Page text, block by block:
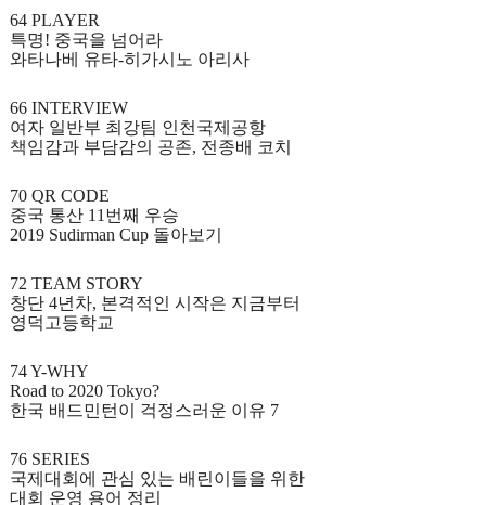
64 PLAYER
특명! 중국을 넘어라
와타나베 유타-히가시노 아리사
66 INTERVIEW
여자 일반부 최강팀 인천국제공항
책임감과 부담감의 공존, 전종배 코치
70 QR CODE
중국 통산11 번째 우승
2019 Sudirman Cup 돌아보기
72 TEAM STORY
창단4년차, 본격적인 시작은 지금부터
영덕고등학교
74 Y-WHY
Road to 2020 Tokyo?
한국 배드민턴이 걱정스러운 이유 7
76 SERIES
국제대회에 관심 있는 배린이들을 위한
대회 운영 용어 정리